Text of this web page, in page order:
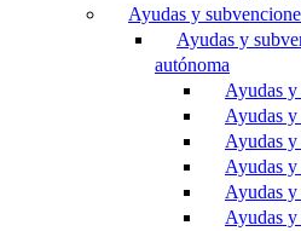
Ayudas y
Ayudas y
autónoma
Ayudas y
Ayudas y
Ayudas y
Ayudas y
Ayudas y
Ayudas